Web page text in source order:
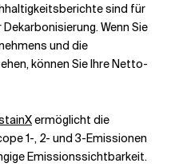
sind für
Wenn Sie
und die
können Sie Ihre Netto-
ermöglicht die
1-, 2- und 3-Emissionen
Emissionssichtbarkeit.